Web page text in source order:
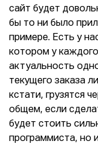
сайт будет
бы то ни было
примере. Есть у
котором у
актуальность
текущего заказа
кстати, грузятся
общем, если
будет стоить
программиста, но